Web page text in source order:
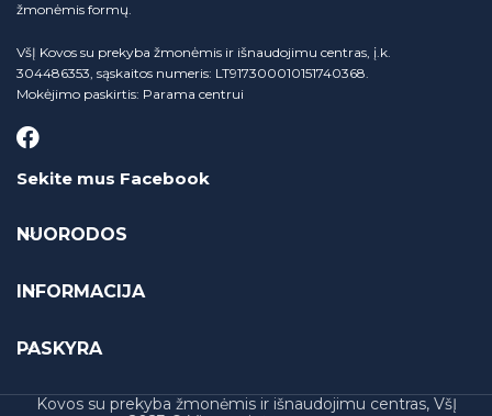
žmonėmis formų.
VšĮ Kovos su prekyba žmonėmis ir išnaudojimu centras, į.k.
304486353, sąskaitos numeris: LT917300010151740368.
Mokėjimo paskirtis: Parama centrui
Sekite mus Facebook
NUORODOS
INFORMACIJA
PASKYRA
Kovos su prekyba žmonėmis ir išnaudojimu centras, VšĮ